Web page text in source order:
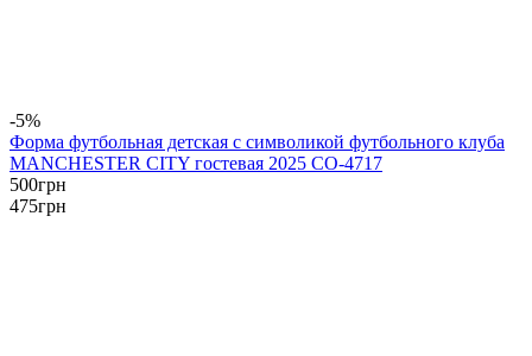
-5%
Форма футбольная детская с символикой футбольного клуба
MANCHESTER CITY гостевая 2025 CO-4717
500грн
475грн